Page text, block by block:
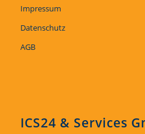
Impressum
Datenschutz
AGB
ICS24 & Services